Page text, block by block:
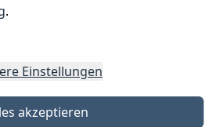
.
Einstellungen
akzeptieren